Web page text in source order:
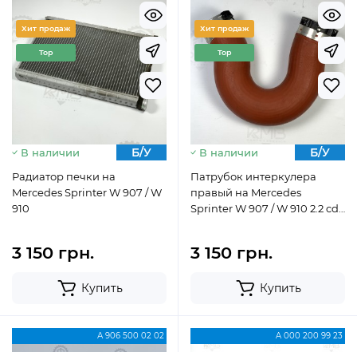
Хит продаж
Top
В наличии Б/У
Радиатор печки на
Mercedes Sprinter W 907 / W
910
3 150 грн.
Купить
Хит продаж
Top
В наличии Б/У
Патрубок интеркулера
правый на Mercedes
Sprinter W 907 / W 910 2.2 cdi
3 150 грн.
Купить
А 906 500 02 02 A 000 200 99 23